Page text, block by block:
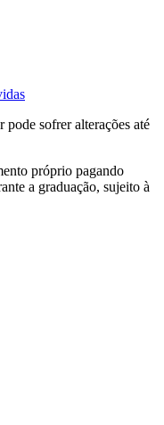
sofrer alterações até
próprio pagando
a graduação, sujeito à